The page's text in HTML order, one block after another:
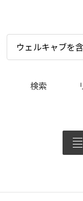
ウェルキャブを
検索